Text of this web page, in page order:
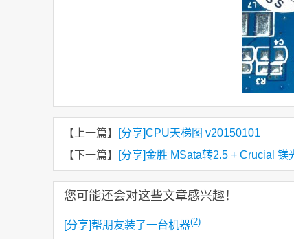
【上一篇】
[分享]CPU天梯图 v20150101
【下一篇】
[分享]金胜 MSata转2.5 + Crucial
您可能还会对这些文章感兴趣！
[分享]帮朋友装了一台机器(2)